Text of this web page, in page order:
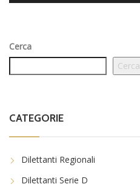
Cerca
Cerca
CATEGORIE
Dilettanti Regionali
Dilettanti Serie D